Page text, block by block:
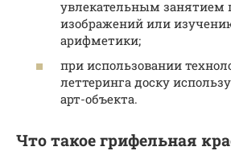
увлекательным занятием
изображений или
арифметики;
при использовании
леттеринга доску
арт-объекта.
Что такое грифельная